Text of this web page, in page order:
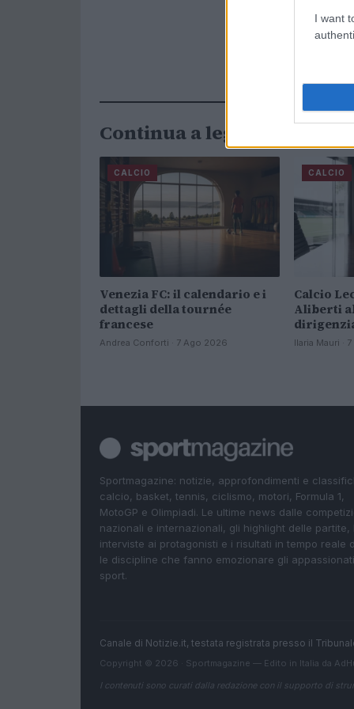
I want
Continua a leggere
CALCIO
Venezia FC: il calendario e i
dettagli della tournée
francese
Andrea Conforti · 7 Ago 2026
CALCIO
Calcio
Aliberti
Ilaria Mauri ·
Sportmagazine: notizie, approfondimenti e
calcio, basket, tennis, ciclismo, motori, Formula 1,
MotoGP e Olimpiadi. Le ultime news dalle
nazionali e internazionali, gli highlight delle partite,
interviste ai protagonisti e i risultati in tempo reale
le discipline che fanno emozionare gli
sport.
Canale di Notizie.it, testata registrata presso il
Copyright © 2026 · Sportmagazine — Edito in Italia da
I contenuti sono curati dalla redazione con il supporto di